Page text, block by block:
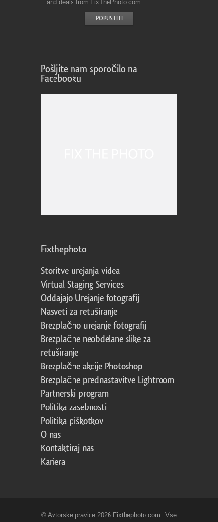
and deals from FixThePhoto.com
Pošljite nam sporočilo na
Facebooku
Fixthephoto
Storitve urejanja videa
Virtual Staging Services
Oddajajo Urejanje fotografij
Nasveti za retuširanje
Brezplačno urejanje fotografij
Brezplačne neobdelane slike za
retuširanje
Brezplačne akcije Photoshop
Brezplačne prednastavitve Lightroom
Partnerski program
Politika zasebnosti
Politika piškotkov
O nas
Kontaktiraj nas
Kariera
© Avtorske pravice 2026 Fixthephoto.com | Vse